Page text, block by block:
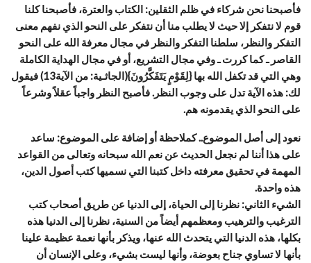
فأصبحنا نحن شركاء في ظلم الثقلين: الكتاب والعترة، فأصبحنا كلنا
قوم لا نتفكر إلا حيث لا يطلب منا أن نتفكر على النحو الذي نفهم معنى
التفكر والنظر، سلطنا التفكر والنظر في مجال معرفة الله على النحو
القاصر ـ كما كررت ـ وفي مجال التشريع، أو في مجال الهداية الكاملة
وهي التي قد تكفل الله بها {لِقَوْمٍ يَتَفَكَّرُونَ}(الجاثـية: من الآية13) فيقول
لك: هذه الآية تدل على وجوب النظر. فأصبح النظر واجباً عقلاً وشرعاً
على النحو الذي يقدمونه هم.
نعود إلى أصل الموضوع.. كملاحظة أو إضافة على الموضوع: ساعد
على هذا أننا لم نجعل الحديث عن نعم الله سبحانه وتعالى من القواعد
المهمة في تحقيق معرفته داخل كتبنا التي نسميها كتب أصول الدين،
هذه واحدة.
الشيء الثاني: نظرنا إلى الحياة، إلى الدنيا عن طريق أصحاب كتب
الترغيب والترهيب ومعظمهم أيضاً من السنية، نظرنا إلى الدنيا هذه
بكلها، هذه الدنيا التي يتحدث الله عنها، ويذكر بأنها نعمة عظيمة علينا
بأنها لا تساوي جناح بعوضة، وأنها ليست بشيء، وعلى الإنسان أن